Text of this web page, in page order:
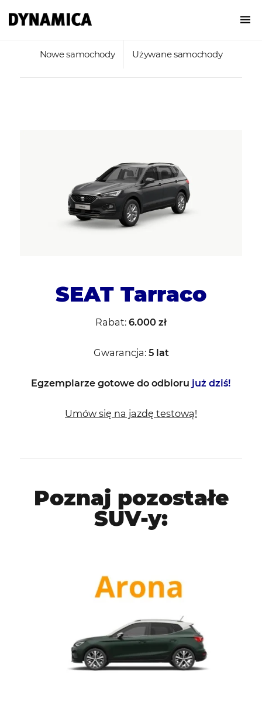
Nowe samochody Używane samochody
SEAT Tarraco
Rabat: 6.000 zł
Gwarancja: 5 lat
Egzemplarze gotowe do odbioru już dziś!
Umów się na jazdę testową!
Poznaj pozostałe
SUV-y: